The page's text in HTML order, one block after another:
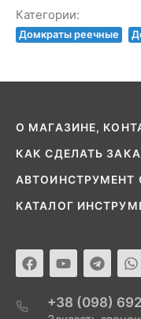
Категории:
Домкраты реечные
О МАГАЗИНЕ,
КАК СДЕЛАТЬ
АВТОИНСТРУМЕНТ
КАТАЛОГ
+38 (098)